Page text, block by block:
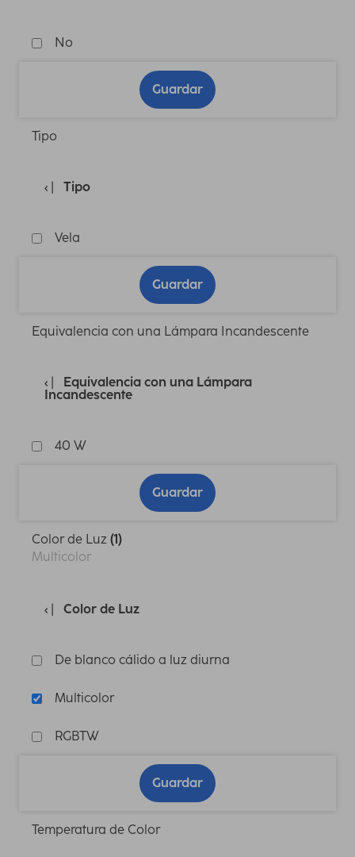
No
Guardar
Tipo
Tipo
Vela
Guardar
Equivalencia con una Lámpara Incandescente
Equivalencia con una Lámpara
Incandescente
40 W
Guardar
Color de Luz (1)
Multicolor
Color de Luz
De blanco cálido a luz diurna
Multicolor
RGBTW
Guardar
Temperatura de Color